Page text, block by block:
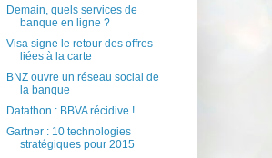
Demain, quels services de
banque en ligne ?
Visa signe le retour des offres
liées à la carte
BNZ ouvre un réseau social de
la banque
Datathon : BBVA récidive !
Gartner : 10 technologies
stratégiques pour 2015